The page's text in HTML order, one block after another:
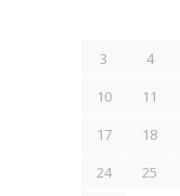
3
4
10
11
17
18
24
25